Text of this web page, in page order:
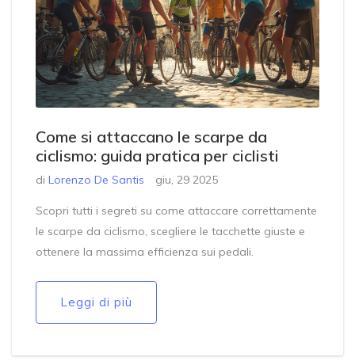
Come si attaccano le scarpe da
ciclismo: guida pratica per ciclisti
di Lorenzo De Santis giu, 29 2025
Scopri tutti i segreti su come attaccare correttamente
le scarpe da ciclismo, scegliere le tacchette giuste e
ottenere la massima efficienza sui pedali.
Leggi di più